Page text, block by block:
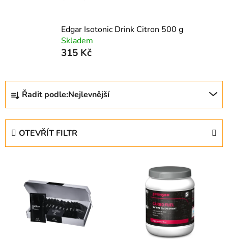
Edgar Isotonic Drink Citron 500 g
Skladem
315 Kč
Ř
z
Řadit podle:Nejlevnější
OTEVŘÍT FILTR